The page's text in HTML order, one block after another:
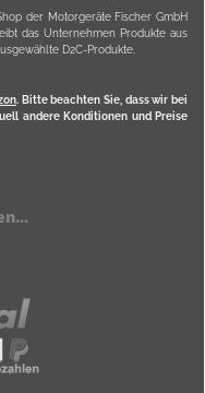
der Motorgeräte Fischer GmbH
das Unternehmen Produkte aus
D2C-Produkte.
. Bitte beachten Sie, dass wir bei
andere Konditionen und Preise